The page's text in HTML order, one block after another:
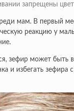
запрещены
мам. В первый
реакцию у
зефир может
и избегать